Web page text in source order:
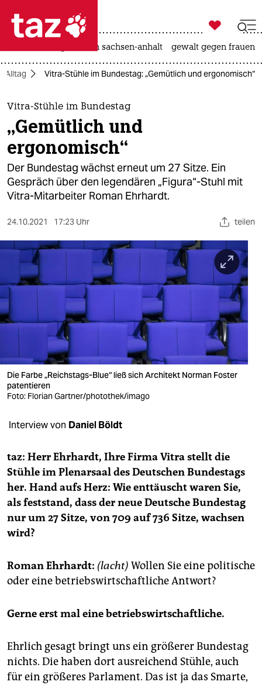
 taz zahl ich
taz zahl ich
themen
politik
öko
gesellschaft
sport
berlin
nord
wahrheit
verlag
veranstaltungen
unterstützen
abo
genossenschaft
epaper login

taz zahl ich
landtagswahl in sachsen-anhalt gewalt gegen frauen
Alltag Vitra-Stühle im Bundestag: „Gemütlich und ergonomisch“
Vitra-Stühle im Bundestag
„Gemütlich und
ergonomisch“
Der Bundestag wächst erneut um 27 Sitze. Ein
Gespräch über den legendären „Figura“-Stuhl mit
Vitra-Mitarbeiter Roman Ehrhardt.
24.10.2021 17:23 Uhr teilen
Die Farbe „Reichstags-Blue“ ließ sich Architekt Norman Foster
patentieren
Foto: Florian Gartner/photothek/imago
Interview von Daniel Böldt
taz: Herr Ehrhardt, Ihre Firma Vitra stellt die
Stühle im Plenarsaal des Deutschen Bundestags
her. Hand aufs Herz: Wie enttäuscht waren Sie,
als feststand, dass der neue Deutsche Bundestag
nur um 27 Sitze, von 709 auf 736 Sitze, wachsen
wird?
Roman Ehrhardt: (lacht) Wollen Sie eine politische
oder eine betriebswirtschaftliche Antwort?
Gerne erst mal eine betriebswirtschaftliche.
Ehrlich gesagt bringt uns ein größerer Bundestag
nichts. Die haben dort ausreichend Stühle, auch
für ein größeres Parlament. Das ist ja das Smarte,